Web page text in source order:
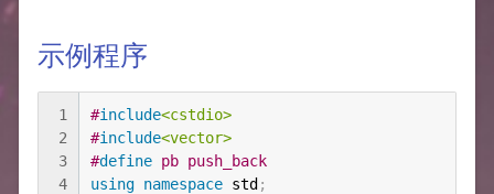
示例程序
1
2
3
4
#include<cstdio>
#include<vector>
#define pb push_back
using namespace std ;